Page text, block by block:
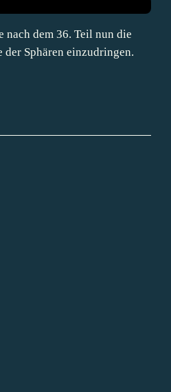
nach dem 36. Teil nun die
der Sphären einzudringen.